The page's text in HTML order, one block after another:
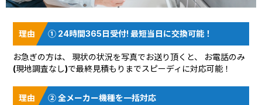
① 24時間365日受付! 最短当日に交換可能！
お急ぎの方は、 現状の状況を写真でお送り頂く と、 お電話のみ
(現地調査なし)で最終見積もりまでスピーディに対応可能！
② 全メーカー機種を一括対応